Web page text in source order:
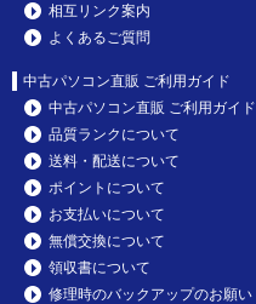
相互リンク案内
よくあるご質問
中古パソコン直販 ご利用ガイド
中古パソコン直販 ご利用ガイド
品質ランクについて
送料・配送について
ポイントについて
お支払いについて
無償交換について
領収書について
修理時のバックアップのお願い